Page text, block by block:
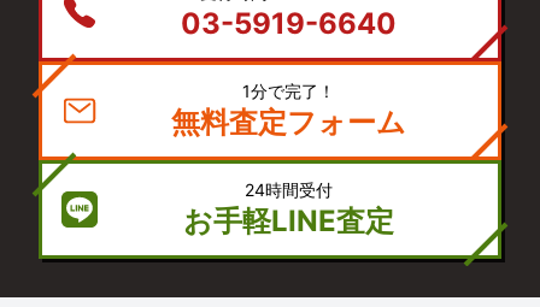
03-5919-6640
1分で完了！
無料査定フォーム
24時間受付
お手軽LINE査定